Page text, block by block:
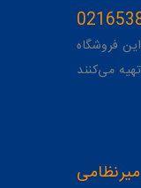
فروشگاه
می‌کنند